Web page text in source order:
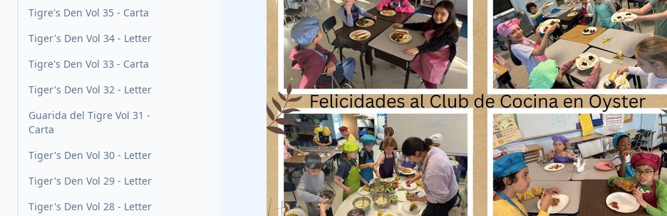
Tigre's Den Vol 35 - Carta
Tiger's Den Vol 34 - Letter
Tigre's Den Vol 33 - Carta
Tiger's Den Vol 32 - Letter
Guarida del Tigre Vol 31 -
Carta
Tiger's Den Vol 30 - Letter
Tiger's Den Vol 29 - Letter
Tiger's Den Vol 28 - Letter